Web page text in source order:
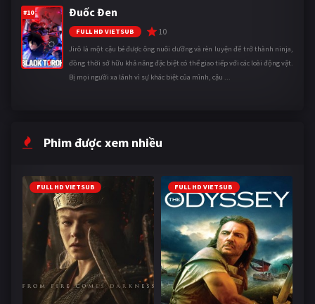
#10 Đuốc Đen
FULL HD VIETSUB 10
Jirô là một cậu bé được ông nuôi dưỡng và rèn luyện để trở thành ninja,
đồng thời sở hữu khả năng đặc biệt có thể giao tiếp với các loài động vật.
Bị mọi người xa lánh vì sự khác biệt của mình, cậu ...
Phim được xem nhiều
FULL HD VIETSUB FULL HD VIETSUB